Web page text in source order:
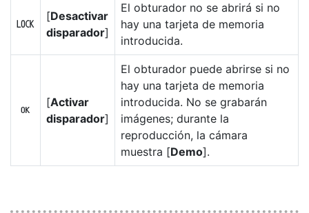
a
[Desactivar
disparador]
El obturador no se abrirá si no
hay una tarjeta de memoria
introducida.
b
[Activar
disparador]
El obturador puede abrirse si no
hay una tarjeta de memoria
introducida. No se grabarán
imágenes; durante la
reproducción, la cámara
muestra [Demo].